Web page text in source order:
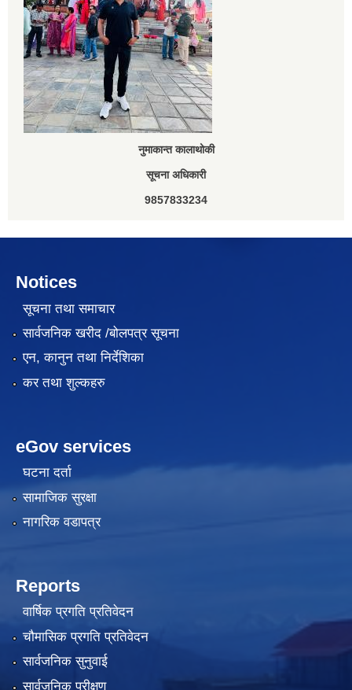
नुमाकान्त कालाथोकी
सूचना अधिकारी
9857833234
Notices
सूचना तथा समाचार
सार्वजनिक खरीद /बोलपत्र सूचना
एन, कानुन तथा निर्देशिका
कर तथा शुल्कहरु
eGov services
घटना दर्ता
सामाजिक सुरक्षा
नागरिक वडापत्र
Reports
वार्षिक प्रगति प्रतिवेदन
चौमासिक प्रगति प्रतिवेदन
सार्वजनिक सुनुवाई
सार्वजनिक परीक्षण